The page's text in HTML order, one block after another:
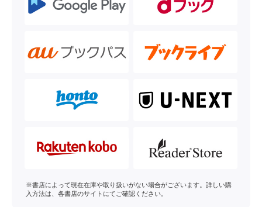
※書店によって現在在庫や取り扱いがない場合がございます。詳しい購
入方法は、各書店のサイトにてご確認ください。